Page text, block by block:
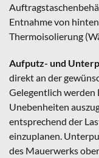
Entnahme von
Thermoisolierung
Aufputz- und
direkt an der
Gelegentlich werden
Unebenheiten
entsprechend der
einzuplanen.
des Mauerwerks